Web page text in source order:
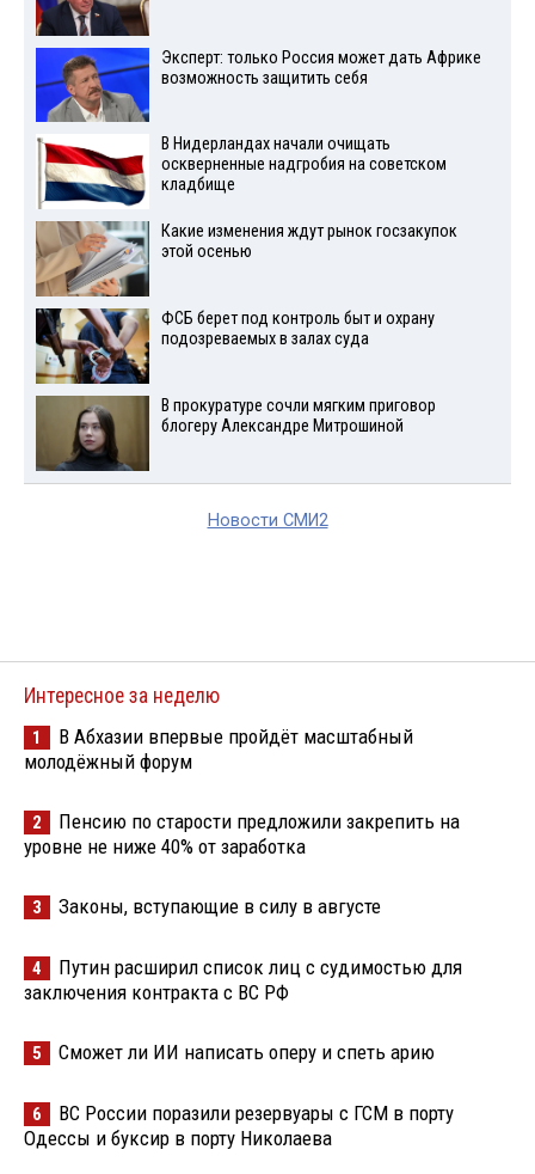
Эксперт: только Россия может дать Африке
возможность защитить себя
В Нидерландах начали очищать
оскверненные надгробия на советском
кладбище
Какие изменения ждут рынок госзакупок
этой осенью
ФСБ берет под контроль быт и охрану
подозреваемых в залах суда
В прокуратуре сочли мягким приговор
блогеру Александре Митрошиной
Новости СМИ2
Интересное за неделю
1
В Абхазии впервые пройдёт масштабный
молодёжный форум
2
Пенсию по старости предложили закрепить на
уровне не ниже 40% от заработка
3 Законы, вступающие в силу в августе
4
Путин расширил список лиц с судимостью для
заключения контракта с ВС РФ
5 Сможет ли ИИ написать оперу и спеть арию
6
ВС России поразили резервуары с ГСМ в порту
Одессы и буксир в порту Николаева